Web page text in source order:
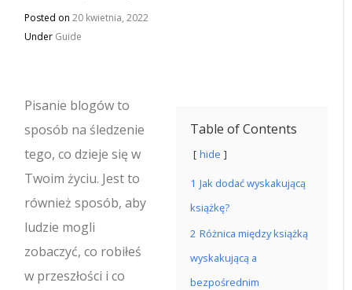
Posted on20 kwietnia, 2022
Under Guide
Table of Contents
hide
1 Jak dodać wyskakującą
książkę?
2 Różnica między książką
wyskakującą a
bezpośrednim
Pisanie blogów to
sposób na śledzenie
tego, co dzieje się w
Twoim życiu. Jest to
również sposób, aby
ludzie mogli
zobaczyć, co robiłeś
w przeszłości i co